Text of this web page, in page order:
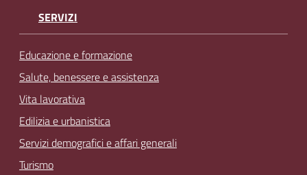
SERVIZI
Educazione e formazione
Salute, benessere e assistenza
Vita lavorativa
Edilizia e urbanistica
Servizi demografici e affari generali
Turismo